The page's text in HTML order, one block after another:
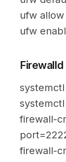
ufw
ufw
firewall-
firewall-